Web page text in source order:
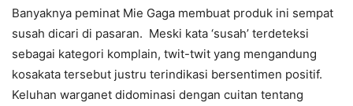
Banyaknya peminat Mie Gaga membuat produk ini sempat
susah dicari di pasaran. Meski kata ‘susah’ terdeteksi
sebagai kategori komplain, twit-twit yang mengandung
kosakata tersebut justru terindikasi bersentimen positif.
Keluhan warganet didominasi dengan cuitan tentang